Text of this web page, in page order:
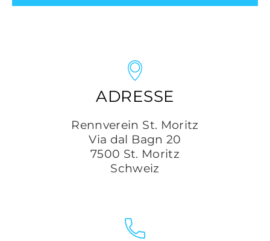
ADRESSE
Rennverein St. Moritz
Via dal Bagn 20
7500 St. Moritz
Schweiz